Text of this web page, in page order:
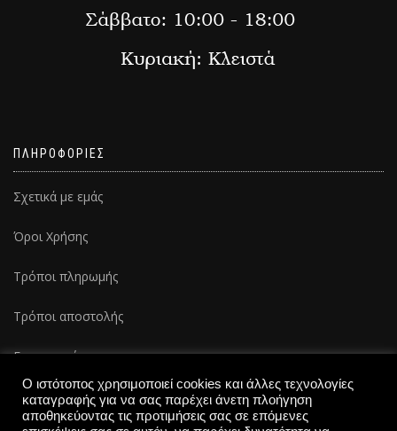
ΠΛΗΡΟΦΟΡΙΕΣ
Σχετικά με εμάς
Όροι Χρήσης
Τρόποι πληρωμής
Τρόποι αποστολής
Επικοινωνία
Ο ιστότοπος χρησιμοποιεί cookies και άλλες τεχνολογίες
καταγραφής για να σας παρέχει άνετη πλοήγηση
αποθηκεύοντας τις προτιμήσεις σας σε επόμενες